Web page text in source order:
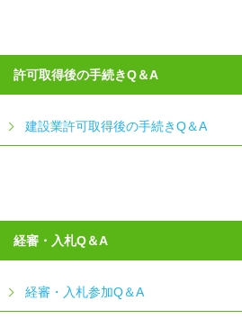
許可取得後の手続きQ＆A
建設業許可取得後の手続きQ＆A
経審・入札Q＆A
経審・入札参加Q＆A